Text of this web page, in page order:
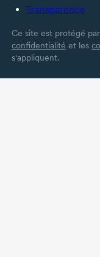
Transparence
Ce site est protégé
confidentialité et les
s'appliquent.